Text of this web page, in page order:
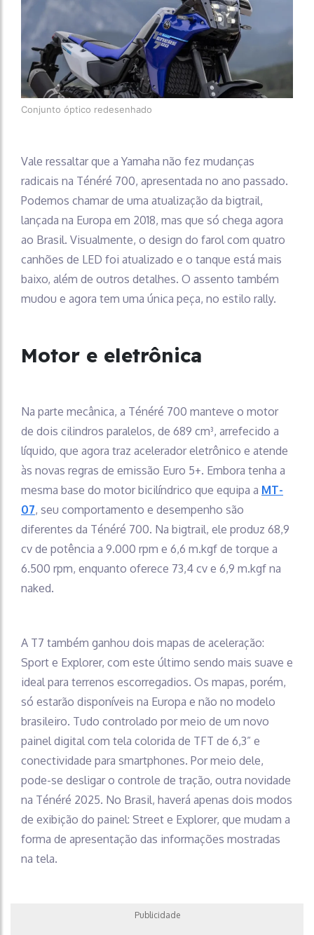
Conjunto óptico redesenhado
Vale ressaltar que a Yamaha não fez mudanças
radicais na Ténéré 700, apresentada no ano passado.
Podemos chamar de uma atualização da bigtrail,
lançada na Europa em 2018, mas que só chega agora
ao Brasil. Visualmente, o design do farol com quatro
canhões de LED foi atualizado e o tanque está mais
baixo, além de outros detalhes. O assento também
mudou e agora tem uma única peça, no estilo rally.
Motor e eletrônica
Na parte mecânica, a Ténéré 700 manteve o motor
de dois cilindros paralelos, de 689 cm³, arrefecido a
líquido, que agora traz acelerador eletrônico e atende
às novas regras de emissão Euro 5+. Embora tenha a
mesma base do motor bicilíndrico que equipa a MT-
07, seu comportamento e desempenho são
diferentes da Ténéré 700. Na bigtrail, ele produz 68,9
cv de potência a 9.000 rpm e 6,6 m.kgf de torque a
6.500 rpm, enquanto oferece 73,4 cv e 6,9 m.kgf na
naked.
A T7 também ganhou dois mapas de aceleração:
Sport e Explorer, com este último sendo mais suave e
ideal para terrenos escorregadios. Os mapas, porém,
só estarão disponíveis na Europa e não no modelo
brasileiro. Tudo controlado por meio de um novo
painel digital com tela colorida de TFT de 6,3” e
conectividade para smartphones. Por meio dele,
pode-se desligar o controle de tração, outra novidade
na Ténéré 2025. No Brasil, haverá apenas dois modos
de exibição do painel: Street e Explorer, que mudam a
forma de apresentação das informações mostradas
na tela.
Publicidade